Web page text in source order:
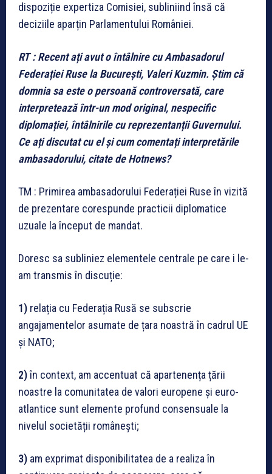
dispoziție expertiza Comisiei, subliniind însă că
deciziile aparțin Parlamentului României.
RT : Recent ați avut o întâlnire cu Ambasadorul
Federației Ruse la București, Valeri Kuzmin. Știm că
domnia sa este o persoană controversată, care
interpretează într-un mod original, nespecific
diplomației, întâlnirile cu reprezentanții Guvernului.
Ce ați discutat cu el și cum comentați interpretările
ambasadorului, citate de Hotnews?
TM : Primirea ambasadorului Federației Ruse în vizită
de prezentare corespunde practicii diplomatice
uzuale la început de mandat.
Doresc sa subliniez elementele centrale pe care i le-
am transmis în discuție:
1) relația cu Federația Rusă se subscrie
angajamentelor asumate de țara noastră în cadrul UE
și NATO;
2)în context, am accentuat că apartenența țării
noastre la comunitatea de valori europene și euro-
atlantice sunt elemente profund consensuale la
nivelul societății românești;
3) am exprimat disponibilitatea de a realiza în